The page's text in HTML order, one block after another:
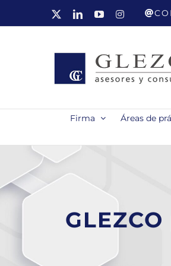
LinkedInYouTubeInstagram
Firma Áreas de